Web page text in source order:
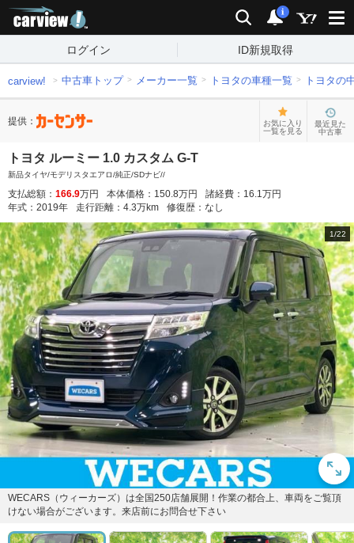
検索 通知
i
ログイン ID新規取得
carview! 中古車トップ メーカー一覧 トヨタの車種一覧 トヨタの
提供：
お気に入り
一覧を見る
最近見た
中古車
トヨタ ルーミー 1.0 カスタム G-T
新品タイヤ/モデリスタエアロ/純正/SDナビ//
支払総額： 166.9万円 本体価格： 150.8万円 諸経費： 16.1万円
年式： 2019年 走行距離： 4.3万km 修復歴： なし
1/22
WECARS（ウィーカーズ）は全国250店舗展開！作業の都合上、車両をご覧頂
けない場合がございます。来店前にお問合せ下さい